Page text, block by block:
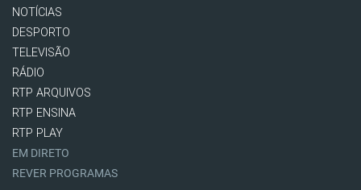
NOTÍCIAS
DESPORTO
TELEVISÃO
RÁDIO
RTP ARQUIVOS
RTP ENSINA
RTP PLAY
EM DIRETO
REVER PROGRAMAS